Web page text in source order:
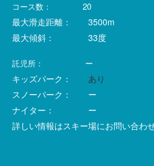
コース数： 20
最大滑走距離： 3500m
最大傾斜： 33度
託児所： ー
キッズパーク： あり
スノーパーク： ー
ナイター： ー
詳しい情報はスキー場にお問い合わ